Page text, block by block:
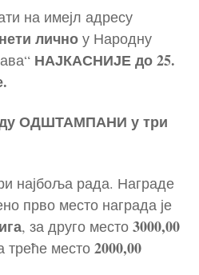
на имејл адресу
лично у Народну
НАЈКАСНИЈЕ до 25.
ОДШТАМПАНИ у три
најбоља рада. Награде
прво место награда је
, за друго место 3000,00
треће место 2000,00